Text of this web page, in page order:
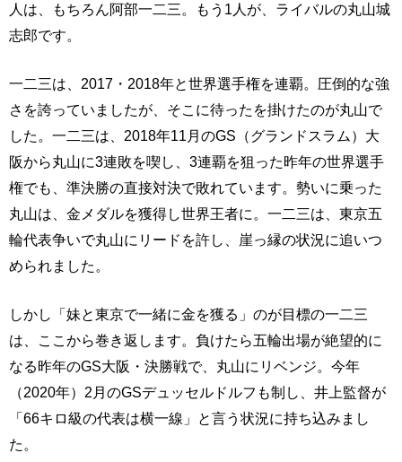
人は、もちろん阿部一二三。もう1人が、ライバルの丸山城
志郎です。
一二三は、2017・2018年と世界選手権を連覇。圧倒的な強
さを誇っていましたが、そこに待ったを掛けたのが丸山で
した。一二三は、2018年11月のGS（グランドスラム）大
阪から丸山に3連敗を喫し、3連覇を狙った昨年の世界選手
権でも、準決勝の直接対決で敗れています。勢いに乗った
丸山は、金メダルを獲得し世界王者に。一二三は、東京五
輪代表争いで丸山にリードを許し、崖っ縁の状況に追いつ
められました。
しかし「妹と東京で一緒に金を獲る」のが目標の一二三
は、ここから巻き返します。負けたら五輪出場が絶望的に
なる昨年のGS大阪・決勝戦で、丸山にリベンジ。今年
（2020年）2月のGSデュッセルドルフも制し、井上監督が
「66キロ級の代表は横一線」と言う状況に持ち込みまし
た。